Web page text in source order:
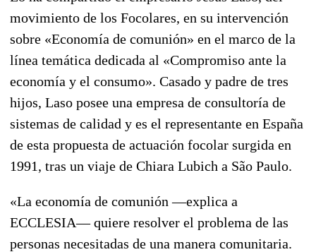
movimiento de los Focolares, en su intervención
sobre «Economía de comunión» en el marco de la
línea temática dedicada al «Compromiso ante la
economía y el consumo». Casado y padre de tres
hijos, Laso posee una empresa de consultoría de
sistemas de calidad y es el representante en España
de esta propuesta de actuación focolar surgida en
1991, tras un viaje de Chiara Lubich a São Paulo.
«La economía de comunión —explica a
ECCLESIA— quiere resolver el problema de las
personas necesitadas de una manera comunitaria.